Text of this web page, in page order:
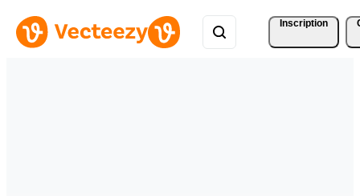
Inscription